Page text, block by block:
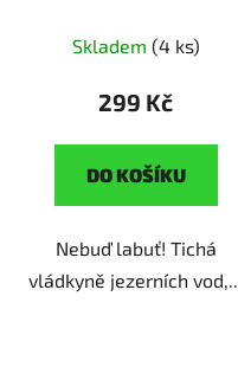
přírody
Skladem (4 ks)
299 Kč
DO KOŠÍKU
Nebuď labuť! Tichá
vládkyně jezerních vod,...